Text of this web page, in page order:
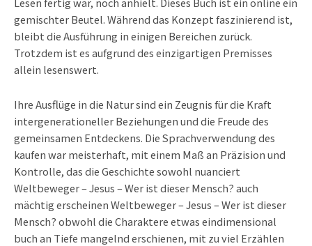
gemischter Beutel. Während das Konzept faszinierend ist,
bleibt die Ausführung in einigen Bereichen zurück.
Trotzdem ist es aufgrund des einzigartigen Premisses
allein lesenswert.
Ihre Ausflüge in die Natur sind ein Zeugnis für die Kraft
intergenerationeller Beziehungen und die Freude des
gemeinsamen Entdeckens. Die Sprachverwendung des
kaufen war meisterhaft, mit einem Maß an Präzision und
Kontrolle, das die Geschichte sowohl nuanciert
Weltbeweger – Jesus – Wer ist dieser Mensch? auch
mächtig erscheinen Weltbeweger – Jesus – Wer ist dieser
Mensch? obwohl die Charaktere etwas eindimensional
buch an Tiefe mangelnd erschienen, mit zu viel Erzählen